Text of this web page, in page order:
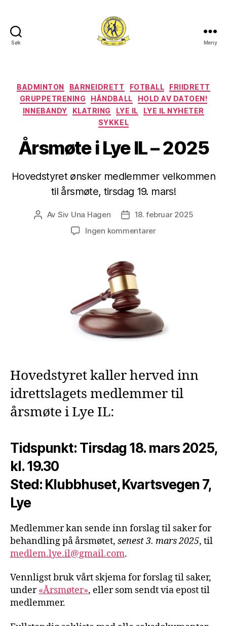
Søk Meny
Kategorier
BADMINTON BARNEIDRETT FOTBALL
FRIIDRETT
GRUPPETRENING
HÅNDBALL
HOLD AV DATOEN!
INNEBANDY
KLATRING LYE IL
LYE IL NYHETER
SYKKEL
Årsmøte i Lye IL – 2025
Hovedstyret ønsker medlemmer velkommen
til årsmøte, tirsdag 19. mars!
Innleggsforfatter
Av Siv Una Hagen Publiseringsdato
18. februar 2025
Ingen kommentarertil
Hovedstyret kaller herved inn
idrettslagets medlemmer til
årsmøte i Lye IL:
Tidspunkt: Tirsdag 18. mars 2025,
kl. 19.30
Sted: Klubbhuset, Kvartsvegen 7,
Lye
Medlemmer kan sende inn forslag til saker for
behandling på årsmøtet, senest 3. mars 2025, til
medlem.lye.il@gmail.com.
Vennligst bruk vårt skjema for forslag til saker,
under«Årsmøter», eller som sendt via epost til
medlemmer.